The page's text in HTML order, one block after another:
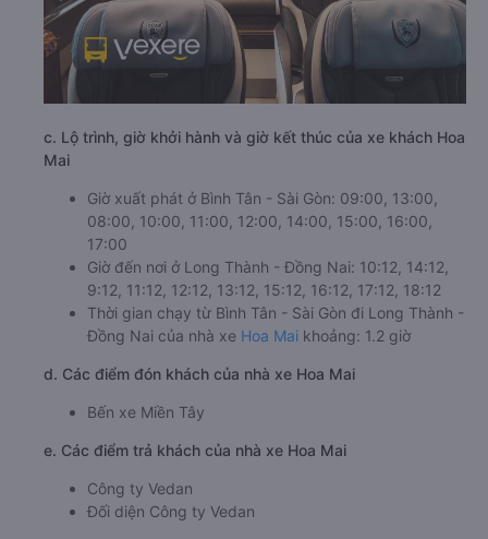
c. Lộ trình, giờ khởi hành và giờ kết thúc của xe khách Hoa
Mai
Giờ xuất phát ở Bình Tân - Sài Gòn: 09:00, 13:00,
08:00, 10:00, 11:00, 12:00, 14:00, 15:00, 16:00,
17:00
Giờ đến nơi ở Long Thành - Đồng Nai: 10:12, 14:12,
9:12, 11:12, 12:12, 13:12, 15:12, 16:12, 17:12, 18:12
Thời gian chạy từ Bình Tân - Sài Gòn đi Long Thành -
Đồng Nai của nhà xe Hoa Mai khoảng: 1.2 giờ
d. Các điểm đón khách của nhà xe Hoa Mai
Bến xe Miền Tây
e. Các điểm trả khách của nhà xe Hoa Mai
Công ty Vedan
Đối diện Công ty Vedan